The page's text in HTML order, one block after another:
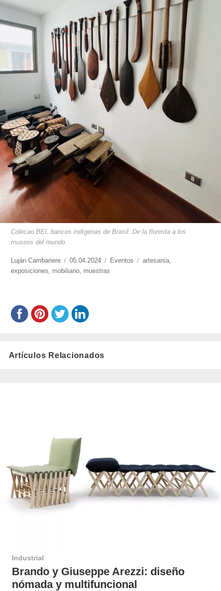
Colecao BEI, bancos indígenas de Brasil. De la floresta a los
museos del mundo
https://www.experimenta.es/author/lujan-
cambariere/
Luján Cambariere
Publicado
el
05.04.2024 Categorías
Eventos Etiquetas
artesanía
exposiciones
mobiliario muestras
Artículos Relacionados
Industrial
Brando y Giuseppe Arezzi: diseño
nómada y multifuncional